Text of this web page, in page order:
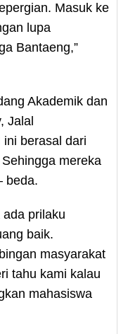
Masuk ke
lupa
Bantaeng,”
Akademik dan
Jalal
berasal dari
mereka
beda.
ada prilaku
baik.
masyarakat
tahu kami kalau
mahasiswa